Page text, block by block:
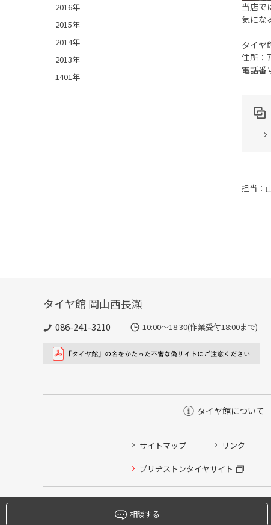
当店で
気にな
タイヤ
住所：
電話番
担当：
2016年
2015年
2014年
2013年
1401年
タイヤ館 岡山西長瀬
086-241-3210 10:00〜18:30(作業受付18:00まで)
タイヤ館について
サイトマップ リンク
ブリヂストンタイヤサイト
相談する
タイヤ点検・安全点検/タイヤ履き替え/オイル交換/その
クローク契約会員専用タイヤ履き替え※タイヤ履き替え
本日のタイヤ履き替え順番待ち予約 ※クローク契約会員